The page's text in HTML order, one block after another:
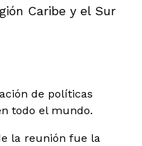
Caribe y el Sur
de políticas
todo el mundo.
la reunión fue la